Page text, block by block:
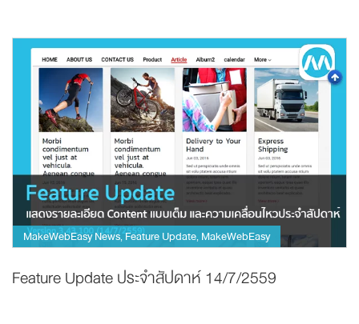
MakeWebEasy News,Feature Update, MakeWebEasy
Feature Update ประจำสัปดาห์ 14/7/2559